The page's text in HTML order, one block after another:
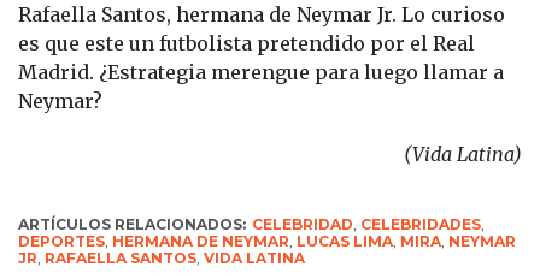
Rafaella Santos, hermana de Neymar Jr. Lo curioso
es que este un futbolista pretendido por el Real
Madrid. ¿Estrategia merengue para luego llamar a
Neymar?
(Vida Latina)
ARTÍCULOS RELACIONADOS: CELEBRIDAD, CELEBRIDADES,
DEPORTES, HERMANA DE NEYMAR, LUCAS LIMA, MIRA, NEYMAR
JR, RAFAELLA SANTOS,VIDA LATINA